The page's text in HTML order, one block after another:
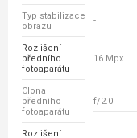
Typ stabilizace
obrazu
-
Rozlišení
předního
fotoaparátu
16 Mpx
Clona
předního
fotoaparátu
f/2.0
Rozlišení